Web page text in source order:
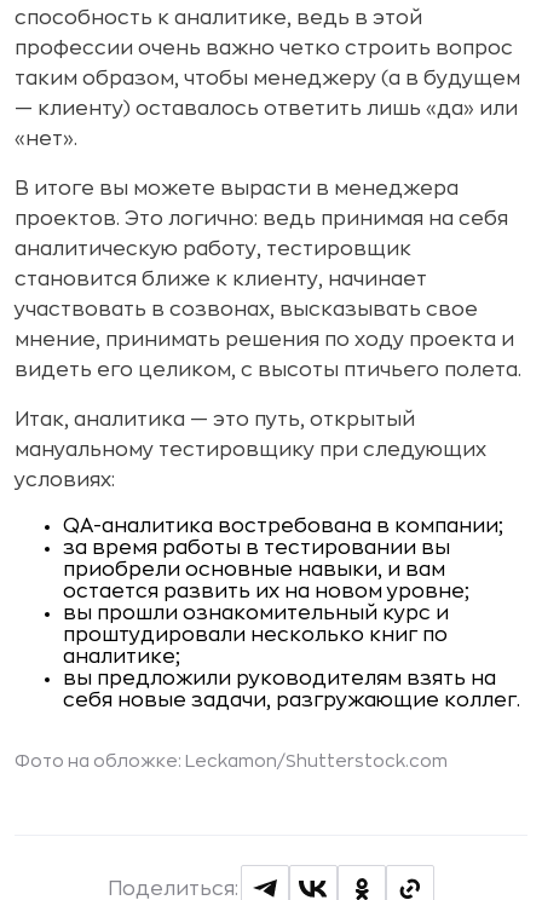
способность к аналитике, ведь в этой
профессии очень важно четко строить вопрос
таким образом, чтобы менеджеру (а в будущем
— клиенту) оставалось ответить лишь «да» или
«нет».
В итоге вы можете вырасти в менеджера
проектов. Это логично: ведь принимая на себя
аналитическую работу, тестировщик
становится ближе к клиенту, начинает
участвовать в созвонах, высказывать свое
мнение, принимать решения по ходу проекта и
видеть его целиком, с высоты птичьего полета.
Итак, аналитика — это путь, открытый
мануальному тестировщику при следующих
условиях:
QA-аналитика востребована в компании;
за время работы в тестировании вы
приобрели основные навыки, и вам
остается развить их на новом уровне;
вы прошли ознакомительный курс и
проштудировали несколько книг по
аналитике;
вы предложили руководителям взять на
себя новые задачи, разгружающие коллег.
Фото на обложке: Leckamon/Shutterstock.com
Поделиться: